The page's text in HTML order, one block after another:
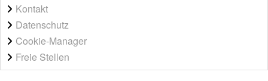
Kontakt
Datenschutz
Cookie-Manager
Freie Stellen